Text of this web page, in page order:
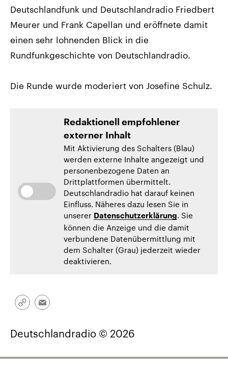
Deutschlandfunk und Deutschlandradio Friedbert
Meurer und Frank Capellan und eröffnete damit
einen sehr lohnenden Blick in die
Rundfunkgeschichte von Deutschlandradio.
Die Runde wurde moderiert von Josefine Schulz.
Redaktionell empfohlener
externer Inhalt
Mit Aktivierung des Schalters (Blau)
werden externe Inhalte angezeigt und
personenbezogene Daten an
Drittplattformen übermittelt.
Deutschlandradio hat darauf keinen
Einfluss. Näheres dazu lesen Sie in
unserer Datenschutzerklärung. Sie
können die Anzeige und die damit
verbundene Datenübermittlung mit
dem Schalter (Grau) jederzeit wieder
deaktivieren.
Link
Email
Deutschlandradio © 2026